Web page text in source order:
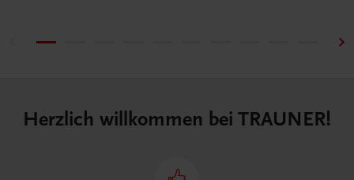
Herzlich willkommen bei TRAUNER!